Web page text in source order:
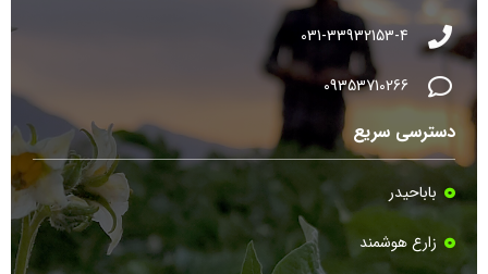
031-33932153-4
09353710266
دسترسی سریع
باباحیدر
زارع هوشمند